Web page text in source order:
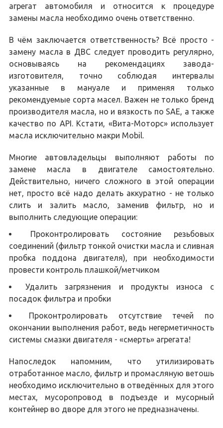
агрегат автомобиля и относится к процедуре
замены масла необходимо очень ответственно.
В чём заключается ответственность? Всё просто -
замену масла в ДВС следует проводить регулярно,
основываясь на рекомендациях завода-
изготовителя, точно соблюдая интервалы
указанные в мануале и применяя только
рекомендуемые сорта масел. Важен не только бренд
производителя масла, но и вязкость по SAE, а также
качество по API. Кстати, «Вита-Моторс» использует
масла исключительно макри Mobil.
Многие автовладельцы выполняют работы по
замене масла в двигателе самостоятельно.
Действительно, ничего сложного в этой операции
нет, просто всё надо делать аккуратно - не только
слить и залить масло, заменив фильтр, но и
выполнить следующие операции:
Проконтролировать состояние резьбовых
соединений (фильтр тонкой очистки масла и сливная
пробка поддона двигателя), при необходимости
провести контроль плашкой/метчиком
Удалить загрязнения и продукты износа с
посадок фильтра и пробки
Проконтролировать отсутствие течей по
окончании выполнения работ, ведь негерметичность
системы смазки двигателя - «смерть» агрегата!
Напоследок напомним, что утилизировать
отработанное масло, фильтр и промасляную ветошь
необходимо исключительно в отведённых для этого
местах, мусоропровод в подъезде и мусорный
контейнер во дворе для этого не предназначены.